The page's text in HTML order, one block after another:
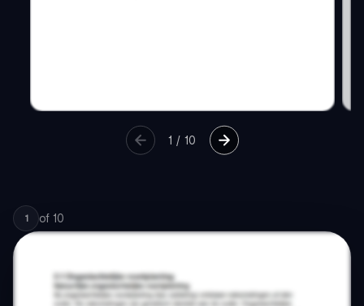
1 / 10
1 of 10